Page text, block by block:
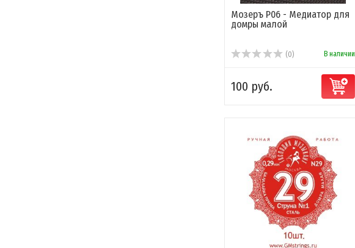
Мозеръ P06 - Медиатор для
домры малой
(0) В наличии
100 руб.